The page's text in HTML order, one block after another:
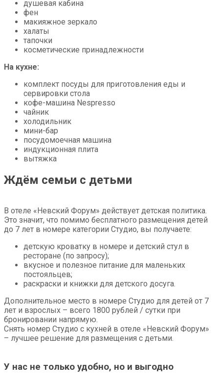
душевая кабина
фен
макияжное зеркало
халаты
тапочки
косметические принадлежности
На кухне:
комплект посуды для приготовления еды и
сервировки стола
кофе-машина Nespresso
чайник
холодильник
мини-бар
посудомоечная машина
индукционная плита
вытяжка
Ждём семьи с детьми
В отеле «Невский Форум» действует детская политика.
Это значит, что помимо бесплатного размещения детей
до 7 лет в номере категории Студио, вы получаете:
детскую кроватку в номере и детский стул в
ресторане (по запросу);
вкусное и полезное питание для маленьких
постояльцев;
раскраски и книжки для детского досуга.
Дополнительное место в номере Студио для детей от 7
лет и взрослых – всего 1800 рублей / сутки при
бронировании напрямую.
Снять номер Студио с кухней в отеле «Невский Форум»
– лучшее решение для размещения с детьми.
У нас не только удобно, но и выгодно